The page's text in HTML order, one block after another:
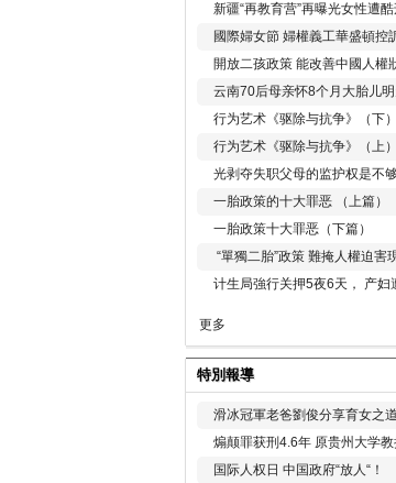
新疆“再教育营”再曝光女性遭
國際婦女節 婦權義工華盛頓控
開放二孩政策 能改善中國人權
云南70后母亲怀8个月大胎儿
行为艺术《驱除与抗争》（下）
行为艺术《驱除与抗争》（上）
光剥夺失职父母的监护权是不
一胎政策的十大罪恶 （上篇）
一胎政策十大罪恶（下篇）
“單獨二胎”政策 難掩人權迫害
计生局強行关押5夜6天， 产妇
更多
特別報導
滑冰冠軍老爸劉俊分享育女之
煽颠罪获刑4.6年 原贵州大学
国际人权日 中国政府“放人“！